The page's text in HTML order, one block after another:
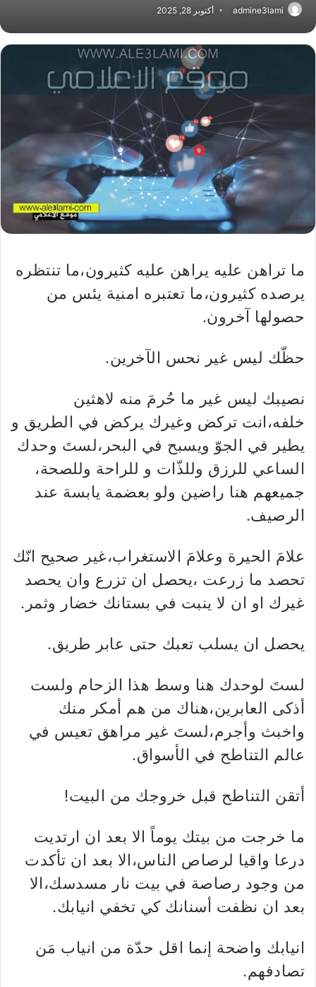
admine3lami أكتوبر 28, 2025
ما تراهن عليه يراهن عليه كثيرون،ما تنتظره
يرصده كثيرون،ما تعتبره امنية يئس من
حصولها آخرون.
حظّك ليس غير نحس الآخرين.
نصيبك ليس غير ما حُرمَ منه لاهثين
خلفه،انت تركض وغيرك يركض في الطريق و
يطير في الجوّ ويسبح في البحر،لستَ وحدك
الساعي للرزق وللذّات و للراحة وللصحة،
جميعهم هنا راضين ولو بعضمة يابسة عند
الرصيف.
علامَ الحيرة وعلامَ الاستغراب،غير صحيح انّك
تحصد ما زرعت ،يحصل ان تزرع وان يحصد
غيرك او ان لا ينبت في بستانك خضار وثمر.
يحصل ان يسلب تعبك حتى عابر طريق.
لستَ لوحدك هنا وسط هذا الزحام ولست
أذكى العابرين،هناك من هم أمكر منك
واخبث وأجرم،لستَ غير مراهق تعيس في
عالم التناطح في الأسواق.
أتقن التناطح قبل خروجك من البيت!
ما خرجت من بيتك يوماً الا بعد ان ارتديت
درعا واقيا لرصاص الناس،الا بعد ان تأكدت
من وجود رصاصة في بيت نار مسدسك،الا
بعد ان نظفت أسنانك كي تخفي انيابك.
انيابك واضحة إنما اقل حدّة من انياب مَن
تصادفهم.